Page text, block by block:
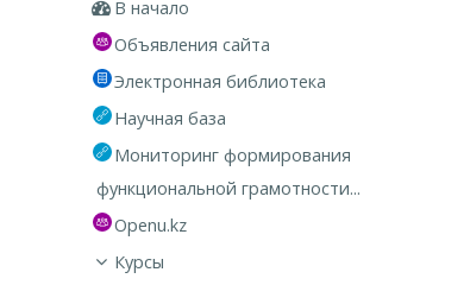
В начало
Объявления сайта
Электронная библиотека
Научная база
Мониторинг формирования
функциональной грамотности...
Openu.kz
Курсы